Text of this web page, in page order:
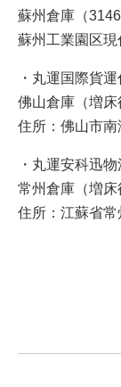
蘇州倉庫（
蘇州工業園区
・丸運国際貨
佛山倉庫（増床
住所：佛山市
・丸運安科迅物
常州倉庫（増床
住所：江蘇省